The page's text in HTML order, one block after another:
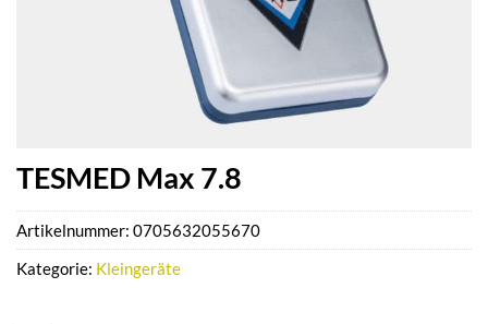
TESMED Max 7.8
Artikelnummer: 0705632055670
Kategorie: Kleingeräte